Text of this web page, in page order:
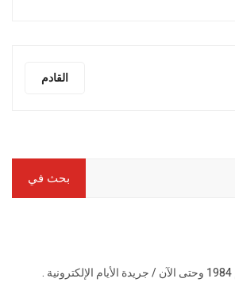
القادم